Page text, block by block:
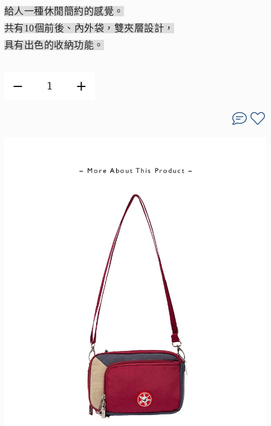
給人一種休閒簡約的感覺。
共有10個前後、內外袋，雙夾層設計，
具有出色的收納功能。